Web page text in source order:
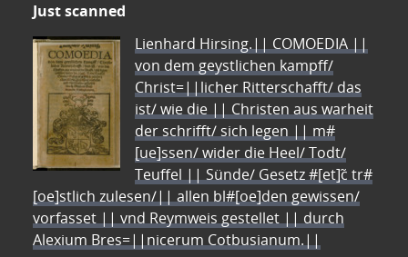
Just scanned
Lienhard Hirsing.|| COMOEDIA ||
von dem geystlichen kampff/
Christ=||licher Ritterschafft/ das
ist/ wie die || Christen aus warheit
der schrifft/ sich legen || m#
[ue]ssen/ wider die Heel/ Todt/
Teuffel || Sünde/ Gesetz #[et]c̃ tr#
[oe]stlich zulesen/|| allen bl#[oe]den gewissen/
vorfasset || vnd Reymweis gestellet || durch
Alexium Bres=||nicerum Cotbusianum.||